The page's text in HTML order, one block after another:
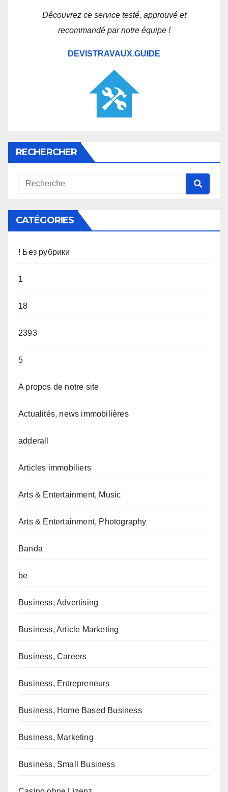
Découvrez ce service testé, approuvé et
recommandé par notre équipe !
DEVISTRAVAUX.GUIDE
RECHERCHER
CATÉGORIES
! Без рубрики
1
18
2393
5
A propos de notre site
Actualités, news immobilières
adderall
Articles immobiliers
Arts & Entertainment, Music
Arts & Entertainment, Photography
Banda
be
Business, Advertising
Business, Article Marketing
Business, Careers
Business, Entrepreneurs
Business, Home Based Business
Business, Marketing
Business, Small Business